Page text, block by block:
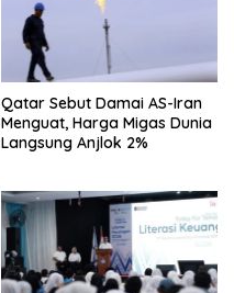
Qatar Sebut Damai AS-Iran
Menguat, Harga Migas Dunia
Langsung Anjlok 2%